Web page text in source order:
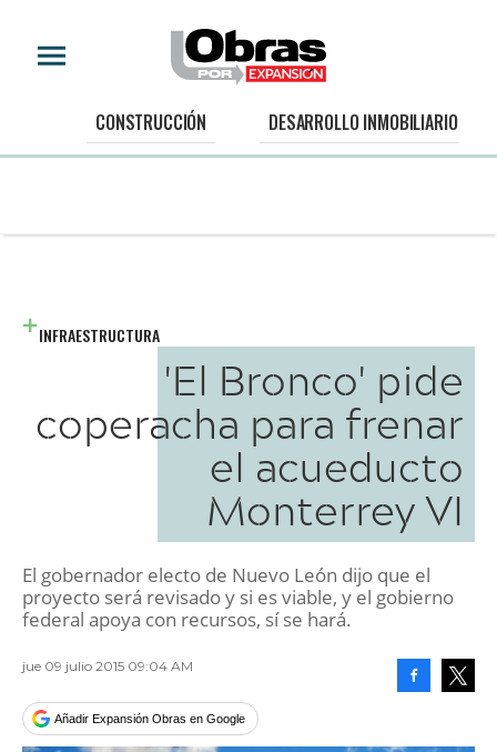
CONSTRUCCIÓN DESARROLLO INMOBILIARIO
INFRAESTRUCTURA
'El Bronco' pide
coperacha para frenar
el acueducto
Monterrey VI
El gobernador electo de Nuevo León dijo que el
proyecto será revisado y si es viable, y el gobierno
federal apoya con recursos, sí se hará.
jue 09 julio 2015 09:04 AM
Añadir Expansión Obras en Google